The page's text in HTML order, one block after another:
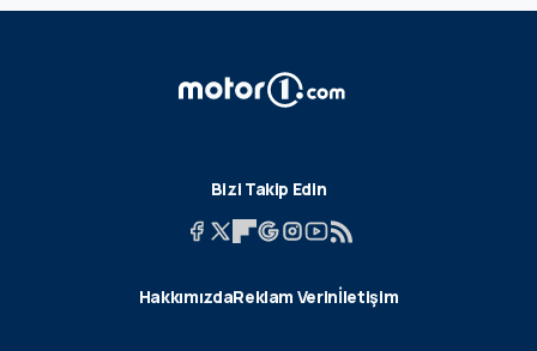
Bizi Takip Edin
HakkımızdaReklam Verinİletişim